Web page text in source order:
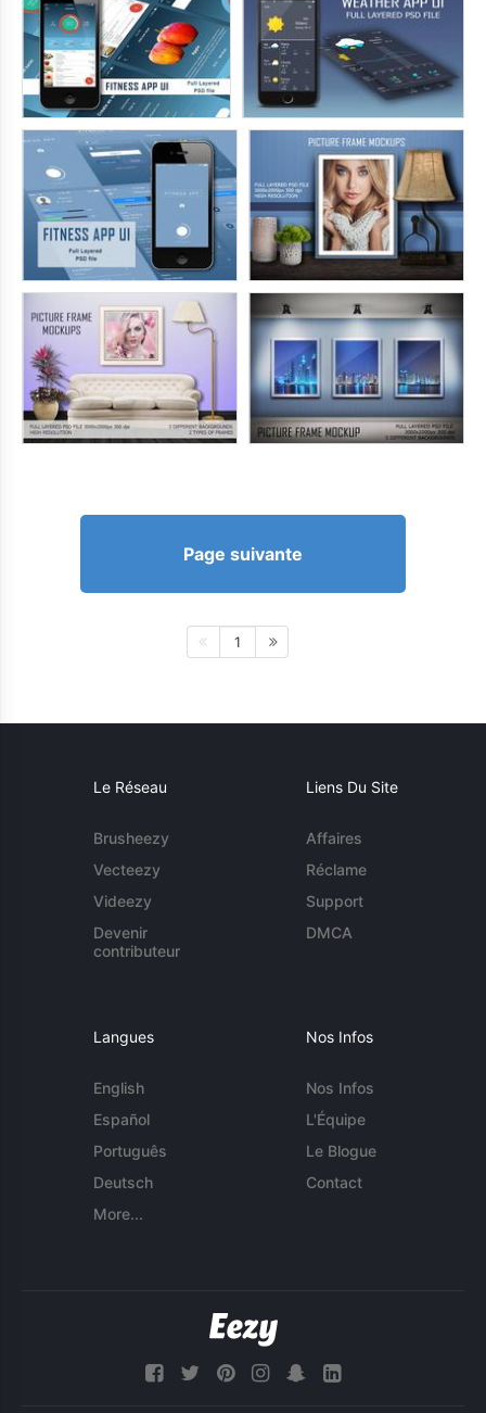
Page suivante
1
Le Réseau
Brusheezy
Vecteezy
Videezy
Devenir
contributeur
Liens Du Site
Affaires
Réclame
Support
DMCA
Langues
English
Español
Português
Deutsch
More...
Nos Infos
Nos Infos
L'Équipe
Le Blogue
Contact